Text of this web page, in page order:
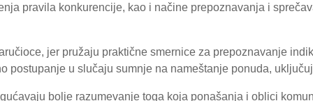
pravila konkurencije, kao i načine prepoznavanja i
jer pružaju praktične smernice za prepoznavanje
postupanje u slučaju sumnje na nameštanje ponuda,
bolje razumevanje toga koja ponašanja i oblici